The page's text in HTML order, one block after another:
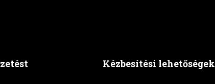
Kézbesítési lehetőségek